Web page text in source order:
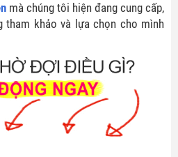
mà chúng tôi hiện đang cung cấp,
tham khảo và lựa chọn cho mình